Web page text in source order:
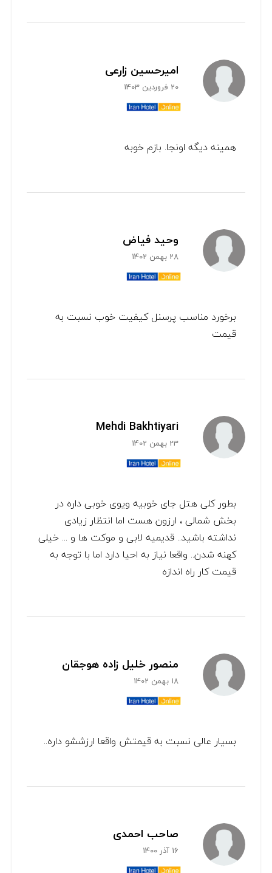
امیرحسین زارعی
20 فروردین 1403
همینه دیگه اونجا. بازم خوبه
وحيد فياض
28 بهمن 1402
برخورد مناسب پرسنل كيفيت خوب نسبت به
قيمت
Mehdi Bakhtiyari
23 بهمن 1402
بطور کلی هتل جای خوبیه ویوی خوبی داره در
بخش شمالی ، ارزون هست اما انتظار زیادی
نداشته باشید.. قدیمیه لابی و موکت ها و ... خیلی
کهنه شدن.. واقعا نیاز به احیا دارد اما با توجه به
قیمت کار راه اندازه
منصور خلیل زاده هوجقان
18 بهمن 1402
بسیار عالی نسبت به قیمتش واقعا ارزششو داره..
صاحب احمدی
16 آذر 1400